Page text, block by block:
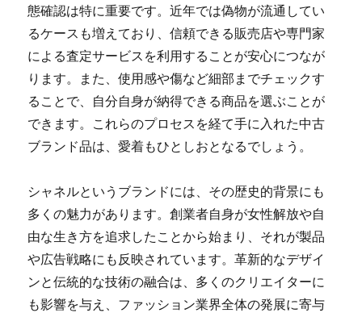
態確認は特に重要です。近年では偽物が流通してい
るケースも増えており、信頼できる販売店や専門家
による査定サービスを利用することが安心につなが
ります。また、使用感や傷など細部までチェックす
ることで、自分自身が納得できる商品を選ぶことが
できます。これらのプロセスを経て手に入れた中古
ブランド品は、愛着もひとしおとなるでしょう。
シャネルというブランドには、その歴史的背景にも
多くの魅力があります。創業者自身が女性解放や自
由な生き方を追求したことから始まり、それが製品
や広告戦略にも反映されています。革新的なデザイ
ンと伝統的な技術の融合は、多くのクリエイターに
も影響を与え、ファッション業界全体の発展に寄与